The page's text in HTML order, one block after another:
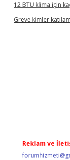
12 BTU klima için
Greve kimler
Reklam ve